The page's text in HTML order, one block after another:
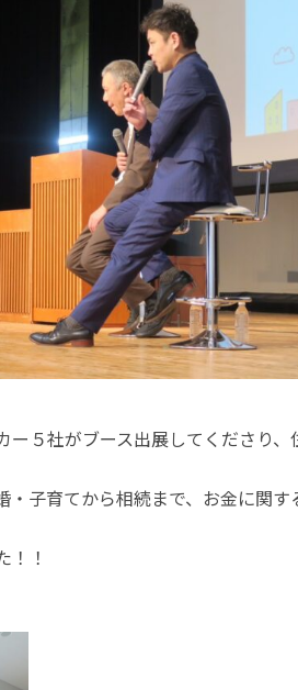
５社がブース出展してくださり
子育てから相続まで、お金に関
！！